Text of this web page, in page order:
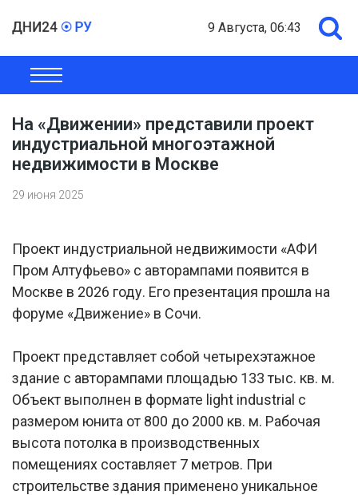
9 Августа, 06:43
ОБЩЕСТВО
На «Движении» представили проект
индустриальной многоэтажной
недвижимости в Москве
29 июня 2025
Проект индустриальной недвижимости «АФИ
Пром Алтуфьево» с авторампами появится в
Москве в 2026 году. Его презентация прошла на
форуме «Движение» в Сочи.
Проект представляет собой четырехэтажное
здание с авторампами площадью 133 тыс. кв. м.
Объект выполнен в формате light industrial с
размером юнита от 800 до 2000 кв. м. Рабочая
высота потолка в производственных
помещениях составляет 7 метров. При
строительстве здания применено уникальное